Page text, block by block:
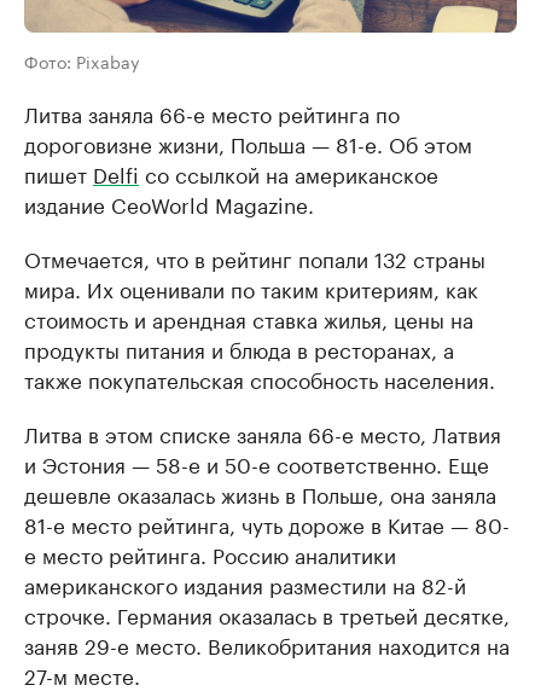
Фото: Pixabay
Литва заняла 66-е место рейтинга по
дороговизне жизни, Польша — 81-е. Об этом
пишет Delfi со ссылкой на американское
издание CeoWorld Magazine.
Отмечается, что в рейтинг попали 132 страны
мира. Их оценивали по таким критериям, как
стоимость и арендная ставка жилья, цены на
продукты питания и блюда в ресторанах, а
также покупательская способность населения.
Литва в этом списке заняла 66-е место, Латвия
и Эстония — 58-е и 50-е соответственно. Еще
дешевле оказалась жизнь в Польше, она заняла
81-е место рейтинга, чуть дороже в Китае — 80-
е место рейтинга. Россию аналитики
американского издания разместили на 82-й
строчке. Германия оказалась в третьей десятке,
заняв 29-е место. Великобритания находится на
27-м месте.